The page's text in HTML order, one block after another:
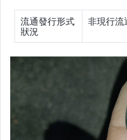
流通發行形式
狀況
非現行流